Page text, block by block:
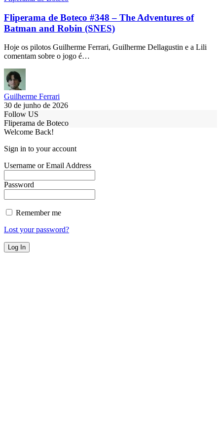
Fliperama de Boteco #348 – The Adventures of
Batman and Robin (SNES)
Hoje os pilotos Guilherme Ferrari, Guilherme Dellagustin e a Lili
comentam sobre o jogo é…
Guilherme Ferrari
30 de junho de 2026
Follow US
Fliperama de Boteco
Welcome Back!
Sign in to your account
Username or Email Address
Password
Remember me
Lost your password?